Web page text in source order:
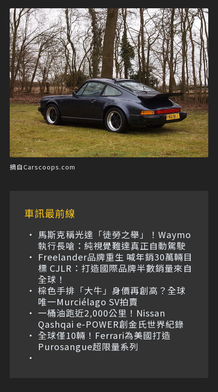
摘自Carscoops.com
車訊最前線
馬斯克稱光達「徒勞之舉」！Waymo
執行長嗆：純視覺難達真正自動駕駛
Freelander品牌重生 喊年銷30萬輛目
標 CJLR：打造國際品牌半數銷量來自
全球！
棕色手排「大牛」身價再創高？全球
唯一Murciélago SV拍賣
一桶油跑近2,000公里！Nissan
Qashqai e-POWER創金氏世界紀錄
全球僅10輛！Ferrari為美國打造
Purosangue超限量系列